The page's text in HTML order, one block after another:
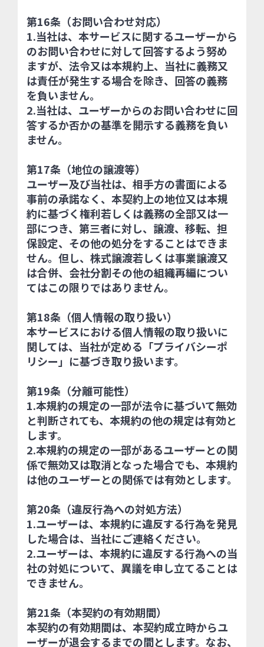
第16条（お問い合わせ対応）
1.当社は、本サービスに関するユーザーから
のお問い合わせに対して回答するよう努め
ますが、法令又は本規約上、当社に義務又
は責任が発生する場合を除き、回答の義務
を負いません。
2.当社は、ユーザーからのお問い合わせに回
答するか否かの基準を開示する義務を負い
ません。
第17条（地位の譲渡等）
ユーザー及び当社は、相手方の書面による
事前の承諾なく、本契約上の地位又は本規
約に基づく権利若しくは義務の全部又は一
部につき、第三者に対し、譲渡、移転、担
保設定、その他の処分をすることはできま
せん。但し、株式譲渡若しくは事業譲渡又
は合併、会社分割その他の組織再編につい
てはこの限りではありません。
第18条（個人情報の取り扱い）
本サービスにおける個人情報の取り扱いに
関しては、当社が定める「プライバシーポ
リシー」に基づき取り扱います。
第19条（分離可能性）
1.本規約の規定の一部が法令に基づいて無効
と判断されても、本規約の他の規定は有効と
します。
2.本規約の規定の一部があるユーザーとの関
係で無効又は取消となった場合でも、本規約
は他のユーザーとの関係では有効とします。
第20条（違反行為への対処方法）
1.ユーザーは、本規約に違反する行為を発見
した場合は、当社にご連絡ください。
2.ユーザーは、本規約に違反する行為への当
社の対処について、異議を申し立てることは
できません。
第21条（本契約の有効期間）
本契約の有効期間は、本契約成立時からユ
ーザーが退会するまでの間とします。なお、